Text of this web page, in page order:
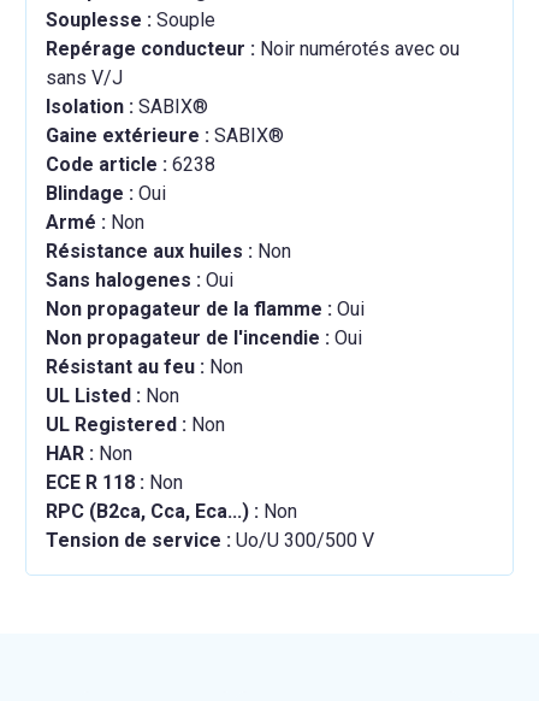
Souplesse : Souple
Repérage conducteur : Noir numérotés avec ou
sans V/J
Isolation : SABIX®
Gaine extérieure : SABIX®
Code article : 6238
Blindage : Oui
Armé : Non
Résistance aux huiles : Non
Sans halogenes : Oui
Non propagateur de la flamme : Oui
Non propagateur de l'incendie : Oui
Résistant au feu : Non
UL Listed : Non
UL Registered : Non
HAR : Non
ECE R 118 : Non
RPC (B2ca, Cca, Eca...) : Non
Tension de service : Uo/U 300/500 V